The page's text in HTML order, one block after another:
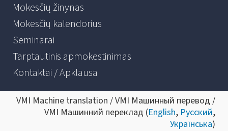
Mokesčių žinynas
Mokesčių kalendorius
Seminarai
Tarptautinis apmokestinimas
Kontaktai / Apklausa
VMI Machine translation / VMI Машинный перевод /
VMI Машинний переклад (English, Русский,
Українська)